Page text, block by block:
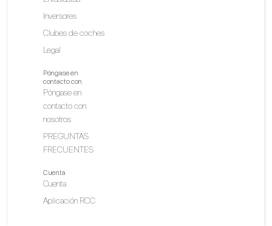
Inversores
Clubes de coches
Legal
Póngase en
contacto con
Póngase en
contacto con
nosotros
PREGUNTAS
FRECUENTES
Cuenta
Cuenta
Aplicación RCC